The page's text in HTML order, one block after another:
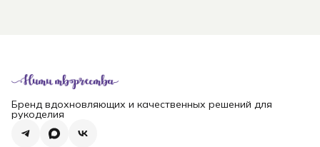
Бренд вдохновляющих и качественных решений для
рукоделия